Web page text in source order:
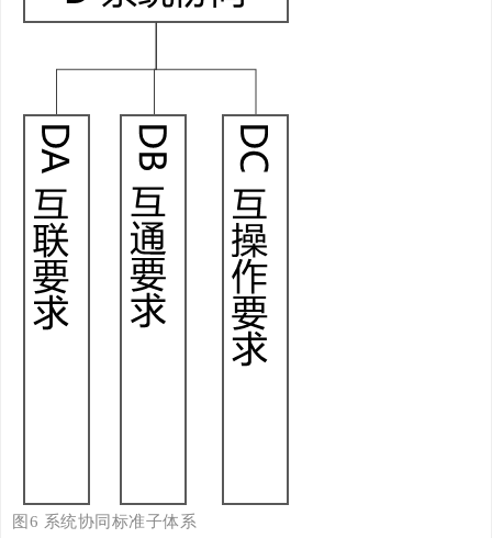
图 6 系统协同 标准子体系